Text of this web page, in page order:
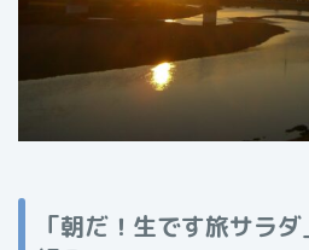
「朝だ！生です旅サラ